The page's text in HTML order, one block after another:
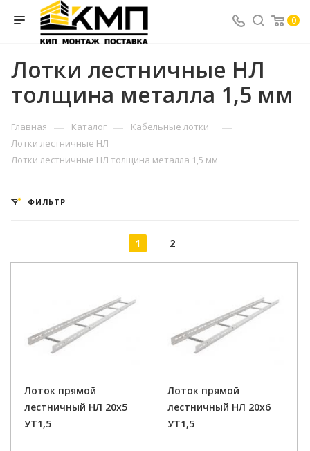
0
Лотки лестничные НЛ
толщина металла 1,5 мм
Главная — Каталог — Кабельные лотки —
Лотки лестничные НЛ —
Лотки лестничные НЛ толщина металла 1,5 мм
ФИЛЬТР
1 2
Лоток прямой
лестничный НЛ 20х5
УТ1,5
Лоток прямой
лестничный НЛ 20х6
УТ1,5